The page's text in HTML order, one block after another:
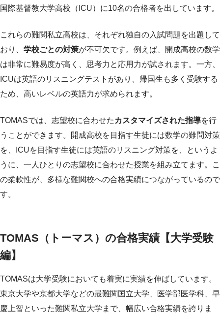
国際基督教大学高校（ICU）に10名の合格者を出しています。
これらの難関私立高校は、それぞれ独自の入試問題を出題して
おり、 学校ごとの対策が不可欠です。例えば、開成高校の数学
は非常に難易度が高く、思考力と応用力が試されます。一方、
ICUは英語のリスニングテストがあり、帰国生も多く受験する
ため、高いレベルの英語力が求められます。
TOMASでは、志望校に合わせた カスタマイズされた指導を行
うことができます。開成高校を目指す生徒には数学の難問対策
を、ICUを目指す生徒には英語のリスニング対策を、というよ
うに、一人ひとりの志望校に合わせた授業を組み立てます。こ
の柔軟性が、多様な難関校への合格実績につながっているので
す。
TOMAS（トーマス）の合格実績【大学受験
編】
TOMASは大学受験においても着実に実績を伸ばしています。
東京大学や京都大学などの最難関国立大学、医学部医学科、早
慶上智といった難関私立大学まで、幅広い合格実績を誇りま